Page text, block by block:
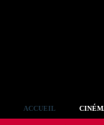
ACCUEIL